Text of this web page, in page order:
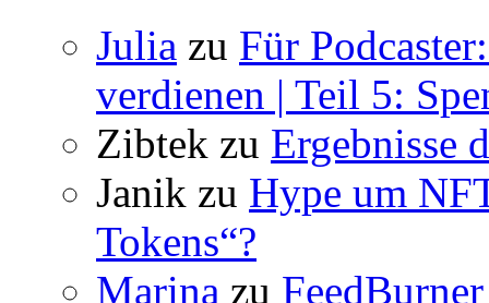
Julia zu Für
verdienen | Teil 5:
Zibtek zu Ergebnisse
Janik zu Hype um
Tokens“?
Marina zu